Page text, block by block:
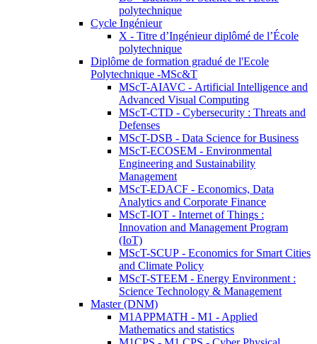
polytechnique
Cycle Ingénieur
X - Titre d’Ingénieur diplômé de l’École
polytechnique
Diplôme de formation gradué de l'Ecole
Polytechnique -MSc&T
MScT-AIAVC - Artificial Intelligence and
Advanced Visual Computing
MScT-CTD - Cybersecurity : Threats and
Defenses
MScT-DSB - Data Science for Business
MScT-ECOSEM - Environmental
Engineering and Sustainability
Management
MScT-EDACF - Economics, Data
Analytics and Corporate Finance
MScT-IOT - Internet of Things :
Innovation and Management Program
(IoT)
MScT-SCUP - Economics for Smart Cities
and Climate Policy
MScT-STEEM - Energy Environment :
Science Technology & Management
Master (DNM)
M1APPMATH - M1 - Applied
Mathematics and statistics